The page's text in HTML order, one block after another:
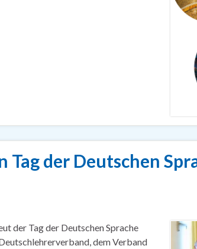
Tag der Deutschen
der Tag der Deutschen Sprache
dem Verband